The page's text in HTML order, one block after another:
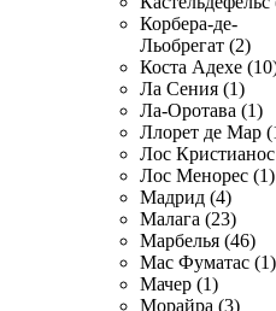
Корбера-де-
Льобрегат (2)
Коста Адехе
Ла Сения (1)
Ла-Оротава (1)
Ллорет де Мар
Лос
Лос Менорес (1)
Мадрид (4)
Малага (23)
Марбелья (46)
Мас Фуматас (1)
Мачер (1)
Морайра (3)